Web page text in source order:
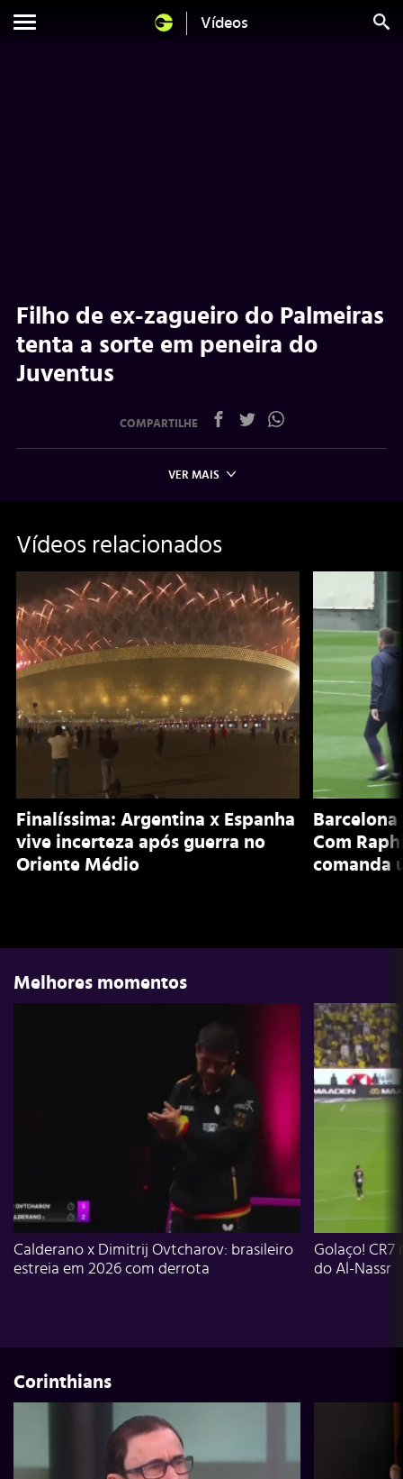
Vídeos
Filho de ex-zagueiro do Palmeiras
tenta a sorte em peneira do
Juventus
COMPARTILHE
VER MAIS
Vídeos relacionados
Finalíssima: Argentina x Espanha
vive incerteza após guerra no
Oriente Médio
Com
comanda
Melhores momentos
Calderano x Dimitrij Ovtcharov: brasileiro
estreia em 2026 com derrota
Golaço!
do Al-Nassr
Corinthians